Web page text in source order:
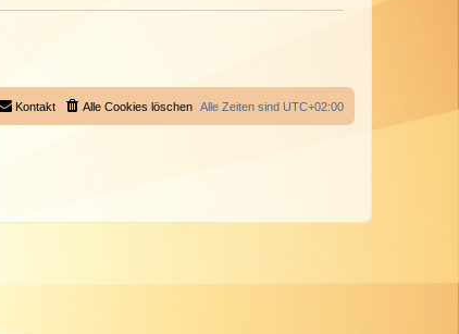
Alle Zeiten sind UTC+02:00
Alle Cookies löschen
Kontakt